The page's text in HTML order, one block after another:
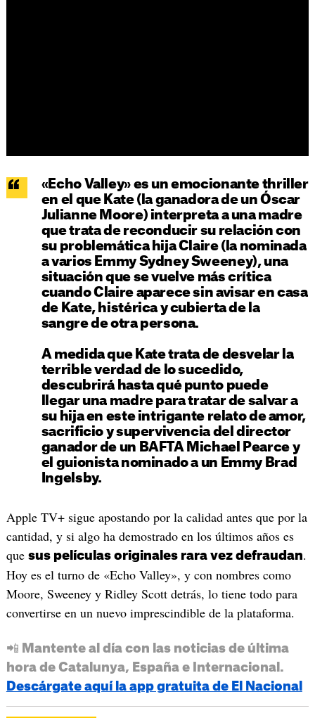
«Echo Valley» es un emocionante thriller
en el que Kate (la ganadora de un Óscar
Julianne Moore) interpreta a una madre
que trata de reconducir su relación con
su problemática hija Claire (la nominada
a varios Emmy Sydney Sweeney), una
situación que se vuelve más crítica
cuando Claire aparece sin avisar en casa
de Kate, histérica y cubierta de la
sangre de otra persona.
A medida que Kate trata de desvelar la
terrible verdad de lo sucedido,
descubrirá hasta qué punto puede
llegar una madre para tratar de salvar a
su hija en este intrigante relato de amor,
sacrificio y supervivencia del director
ganador de un BAFTA Michael Pearce y
el guionista nominado a un Emmy Brad
Ingelsby.
Apple TV+ sigue apostando por la calidad antes que por la
cantidad, y si algo ha demostrado en los últimos años es
que sus películas originales rara vez defraudan.
Hoy es el turno de «Echo Valley», y con nombres como
Moore, Sweeney y Ridley Scott detrás, lo tiene todo para
convertirse en un nuevo imprescindible de la plataforma.
📲 Mantente al día con las noticias de última
hora de Catalunya, España e Internacional.
Descárgate aquí la app gratuita de El Nacional